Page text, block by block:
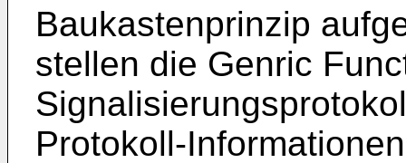
Baukastenprinzip
stellen die Genric
Protokoll-